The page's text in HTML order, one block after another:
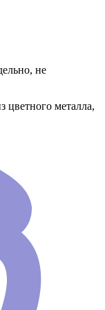
не
цветного металла,